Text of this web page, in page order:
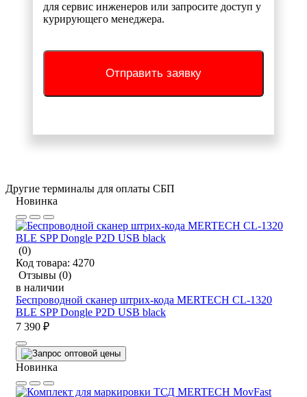
для сервис инженеров или запросите доступ у
курирующего менеджера.
Отправить заявку
Другие терминалы для оплаты СБП
Новинка
(0)
Код товара: 4270
Отзывы (0)
в наличии
Беспроводной сканер штрих-кода MERTECH CL-1320
BLE SPP Dongle P2D USB black
7 390 ₽
Новинка